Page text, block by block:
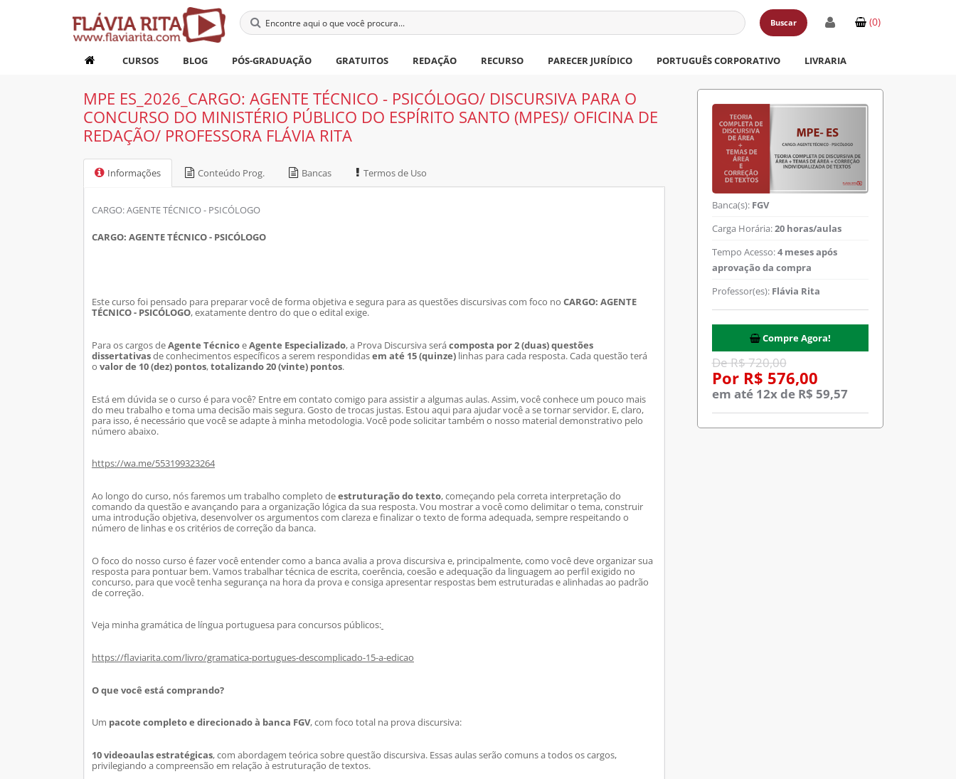
Buscar (0)
CURSOS BLOG PÓS-GRADUAÇÃO GRATUITOS REDAÇÃO RECURSO PARECER JURÍDICO PORTUGUÊS CORPORATIVO LIVRARIA
MPE ES_2026_CARGO: AGENTE TÉCNICO - PSICÓLOGO/ DISCURSIVA PARA O
CONCURSO DO MINISTÉRIO PÚBLICO DO ESPÍRITO SANTO (MPES)/ OFICINA DE
REDAÇÃO/ PROFESSORA FLÁVIA RITA
Informações Conteúdo Prog. Bancas Termos de Uso
CARGO: AGENTE TÉCNICO - PSICÓLOGO
CARGO: AGENTE TÉCNICO - PSICÓLOGO
Este curso foi pensado para preparar você de forma objetiva e segura para as questões discursivas com foco no CARGO: AGENTE
TÉCNICO - PSICÓLOGO, exatamente dentro do que o edital exige.
Para os cargos deAgente TécnicoeAgente Especializado, a Prova Discursiva serácomposta por 2 (duas) questões
dissertativasde conhecimentos específicos a serem respondidasem até 15 (quinze) linhas para cada resposta. Cada questão terá
o valor de 10 (dez) pontos,totalizando 20 (vinte) pontos.
Está em dúvida se o curso é para você? Entre em contato comigo para assistir a algumas aulas. Assim, você conhece um pouco mais
do meu trabalho etoma uma decisão mais segura. Gosto de trocas justas. Estou aqui para ajudar você a se tornar servidor. E, claro,
para isso, é necessário que você se adapte à minha metodologia. Você pode solicitar também o nosso material demonstrativo pelo
número abaixo.
https://wa.me/553199323264
Ao longo do curso, nós faremos um trabalho completo deestruturação do texto, começando pela correta interpretação do
comando da questão e avançando para a organização lógica da sua resposta. Vou mostrar a você como delimitar o tema, construir
uma introdução objetiva, desenvolver os argumentos com clareza e finalizar o texto de forma adequada, sempre respeitando o
número de linhas e os critérios de correção da banca.
O foco do nosso curso é fazer você entender como a banca avalia a prova discursiva e, principalmente, como você deve organizar sua
resposta para pontuar bem. Vamos trabalhar técnica de escrita, coerência, coesão e adequação da linguagem ao perfil exigido no
concurso, para que você tenha segurança na hora da prova e consiga apresentar respostas bem estruturadas e alinhadas ao padrão
de correção.
Veja minha gramática de língua portuguesa para concursos públicos:
https://flaviarita.com/livro/gramatica-portugues-descomplicado-15-a-edicao
O que você está comprando?
Um pacote completo e direcionado à banca FGV, com foco total na prova discursiva:
10 videoaulas estratégicas, com abordagem teórica sobre questão discursiva. Essas aulas serão comuns a todos os cargos,
privilegiando a compreensão em relação à estruturação de textos.
Banca(s): FGV
Carga Horária:20 horas/aulas
Tempo Acesso:4 meses após
aprovação da compra
Professor(es): Flávia Rita
Compre Agora!
De R$ 720,00
Por R$ 576,00
em até 12x de R$ 59,57